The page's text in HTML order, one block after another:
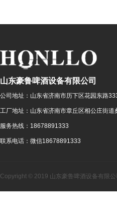
山东豪鲁啤酒设备有限公司
公司地址： 山东省济南市历下区花园东路
工厂地址： 山东省济南市章丘区相公庄街道
服务热线： 18678891333
联系电话： 微信18678891333
Copyright © 2019 山东豪鲁啤酒设备有限